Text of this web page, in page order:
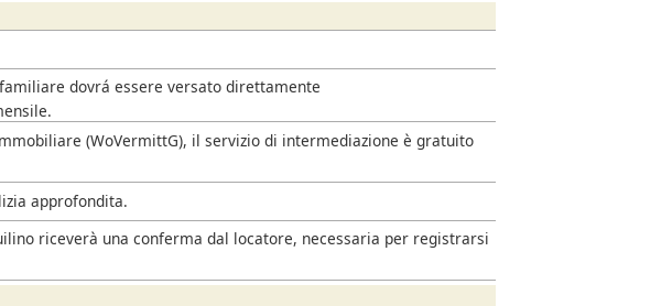
dovrá essere versato direttamente
(WoVermittG), il servizio di intermediazione è gratuito
approfondita.
riceverà una conferma dal locatore, necessaria per registrarsi